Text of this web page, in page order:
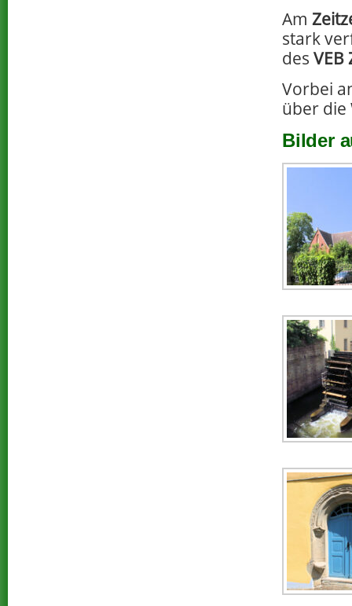
Am
stark
des VEB
Vorbei
über die
Bilder